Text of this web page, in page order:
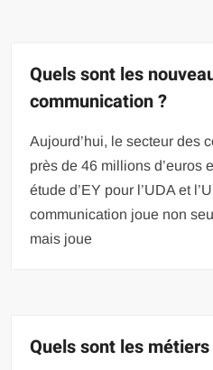
Quels sont les
communication ?
Aujourd’hui, le secteur des
près de 46 millions d’euros
étude d’EY pour l’UDA et
communication joue non
mais joue
Quels sont les